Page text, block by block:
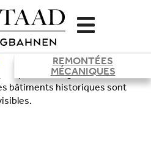
REMONTÉES
MÉCANIQUES